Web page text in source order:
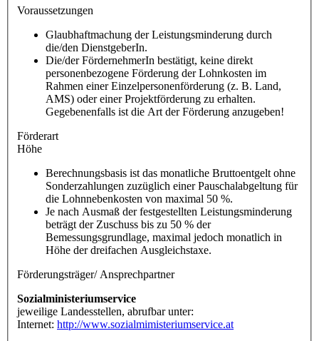
Voraussetzungen
Glaubhaftmachung der Leistungsminderung durch
die/den DienstgeberIn.
Die/der FördernehmerIn bestätigt, keine direkt
personenbezogene Förderung der Lohnkosten im
Rahmen einer Einzelpersonenförderung (z. B. Land,
AMS) oder einer Projektförderung zu erhalten.
Gegebenenfalls ist die Art der Förderung anzugeben!
Förderart
Höhe
Berechnungsbasis ist das monatliche Bruttoentgelt ohne
Sonderzahlungen zuzüglich einer Pauschalabgeltung für
die Lohnnebenkosten von maximal 50 %.
Je nach Ausmaß der festgestellten Leistungsminderung
beträgt der Zuschuss bis zu 50 % der
Bemessungsgrundlage, maximal jedoch monatlich in
Höhe der dreifachen Ausgleichstaxe.
Förderungsträger/ Ansprechpartner
Sozialministeriumservice
jeweilige Landesstellen, abrufbar unter:
Internet: http://www.sozialmimisteriumservice.at